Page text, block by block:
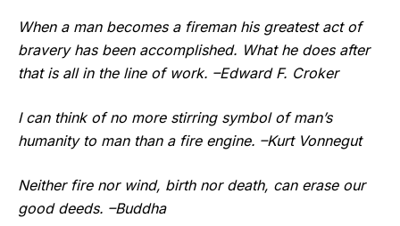
When a man becomes a fireman his greatest act of
bravery has been accomplished. What he does after
that is all in the line of work. –Edward F. Croker
I can think of no more stirring symbol of man’s
humanity to man than a fire engine. –Kurt Vonnegut
Neither fire nor wind, birth nor death, can erase our
good deeds. –Buddha